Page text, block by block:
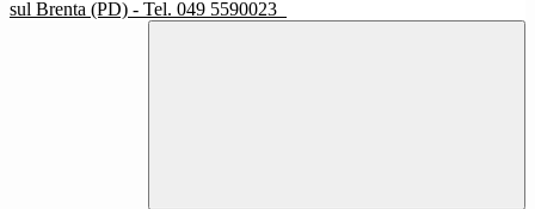
sul Brenta (PD) - Tel. 049 5590023